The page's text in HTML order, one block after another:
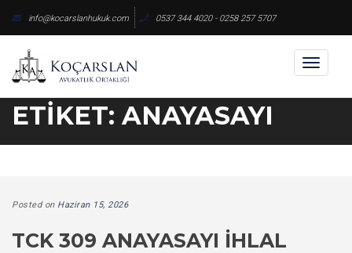
content
info@kocarslanhukuk.com 0537 344 4020 - 0258 257 5707
Toggle
ETIKET: ANAYASAYI
Posted on Haziran 15, 2026
TCK 309 ANAYASAYI İHLAL